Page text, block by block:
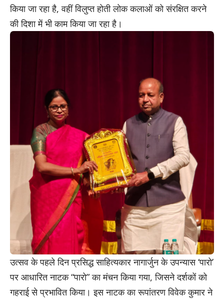
किया जा रहा है, वहीं विलुप्त होती लोक कलाओं को संरक्षित करने
की दिशा में भी काम किया जा रहा है।
उत्सव के पहले दिन प्रसिद्ध साहित्यकार नागार्जुन के उपन्यास ‘पारो’
पर आधारित नाटक “पारो” का मंचन किया गया, जिसने दर्शकों को
गहराई से प्रभावित किया। इस नाटक का रूपांतरण विवेक कुमार ने